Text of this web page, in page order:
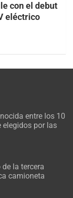
con el debut
eléctrico
entre los 10
elegidos por las
la tercera
camioneta